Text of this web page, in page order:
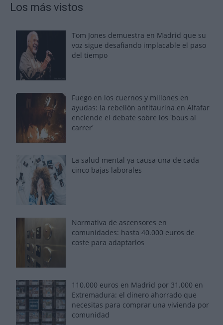
Los más vistos
Tom Jones demuestra en Madrid que su
voz sigue desafiando implacable el paso
del tiempo
Fuego en los cuernos y millones en
ayudas: la rebelión antitaurina en Alfafar
enciende el debate sobre los 'bous al
carrer'
La salud mental ya causa una de cada
cinco bajas laborales
Normativa de ascensores en
comunidades: hasta 40.000 euros de
coste para adaptarlos
110.000 euros en Madrid por 31.000 en
Extremadura: el dinero ahorrado que
necesitas para comprar una vivienda por
comunidad